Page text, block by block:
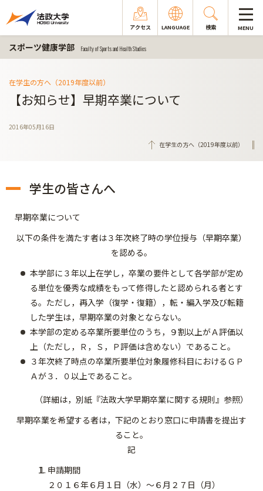
アクセス LANGUAGE 検索 MENU
スポーツ健康学部 Faculty of Sports and Health Studies
在学生の方へ（2019年度以前）
【お知らせ】早期卒業について
2016年05月16日
在学生の方へ（2019年度以前）
学生の皆さんへ
早期卒業について
以下の条件を満たす者は３年次終了時の学位授与（早期卒業）
を認める。
本学部に３年以上在学し，卒業の要件として各学部が定め
る単位を優秀な成績をもって修得したと認められる者とす
る。ただし，再入学（復学・復籍），転・編入学及び転籍
した学生は，早期卒業の対象とならない。
本学部の定める卒業所要単位のうち，９割以上がＡ評価以
上（ただし，Ｒ，Ｓ，Ｐ評価は含めない）であること。
３年次終了時点の卒業所要単位対象履修科目におけるＧＰ
Ａが３．０以上であること。
（詳細は，別紙『法政大学早期卒業に関する規則』参照）
早期卒業を希望する者は，下記のとおり窓口に申請書を提出す
ること。
記
申請期間
２０１６年６月１日（水）～６月２７日（月）